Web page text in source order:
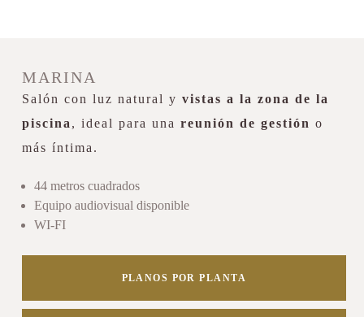
MARINA
Salón con luz natural y vistas a la zona de la
piscina , ideal para una reunión de gestión o
más íntima.
44 metros cuadrados
Equipo audiovisual disponible
WI-FI
PLANOS POR PLANTA